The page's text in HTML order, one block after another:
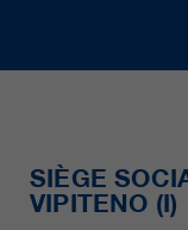
SIÈGE
VIPITENO (I)